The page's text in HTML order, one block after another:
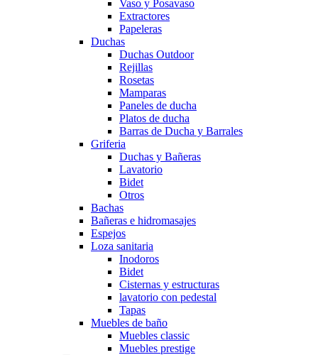
Vaso y Posavaso
Extractores
Papeleras
Duchas
Duchas Outdoor
Rejillas
Rosetas
Mamparas
Paneles de ducha
Platos de ducha
Barras de Ducha y Barrales
Griferia
Duchas y Bañeras
Lavatorio
Bidet
Otros
Bachas
Bañeras e hidromasajes
Espejos
Loza sanitaria
Inodoros
Bidet
Cisternas y estructuras
lavatorio con pedestal
Tapas
Muebles de baño
Muebles classic
Muebles prestige